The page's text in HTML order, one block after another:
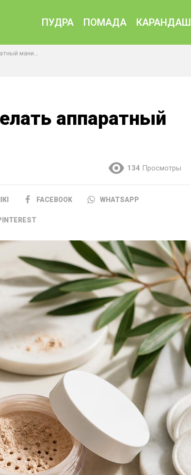
ПУДРА ПОМАДА КАРАНДАШ
маникюр!
аппаратный
134 Просмотры
FACEBOOK WHATSAPP